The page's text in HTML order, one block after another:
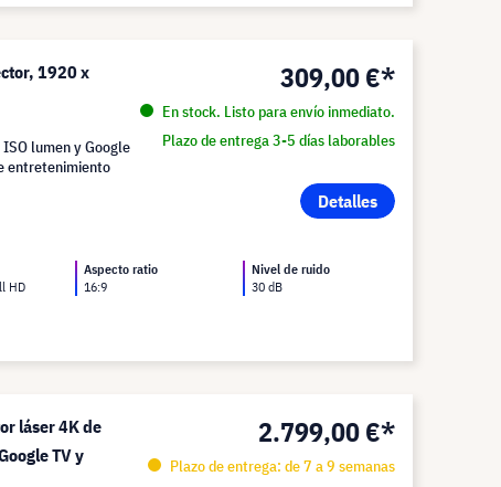
1920 x
309,00 €*
En stock. Listo para envío inmediato.
Plazo de entrega 3-5 días laborables
Detalles
lumen y Google
entretenimiento
HD
Aspecto ratio
16:9
Nivel de ruido
30 dB
láser 4K de
TV y
2.799,00 €*
Plazo de entrega: de 7 a 9 semanas